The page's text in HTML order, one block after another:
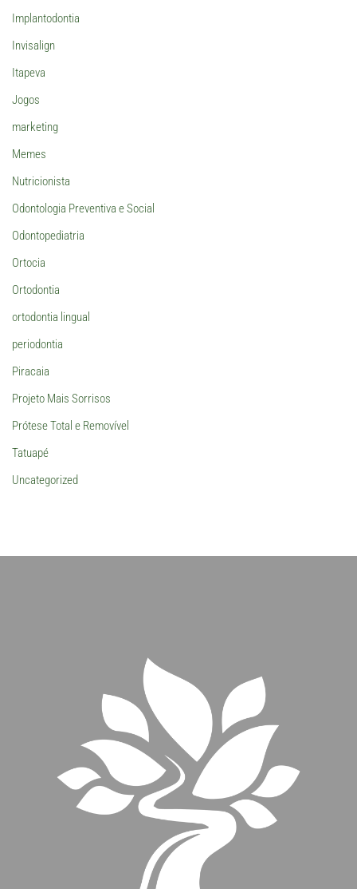
Implantodontia
Invisalign
Itapeva
Jogos
marketing
Memes
Nutricionista
Odontologia Preventiva e Social
Odontopediatria
Ortocia
Ortodontia
ortodontia lingual
periodontia
Piracaia
Projeto Mais Sorrisos
Prótese Total e Removível
Tatuapé
Uncategorized